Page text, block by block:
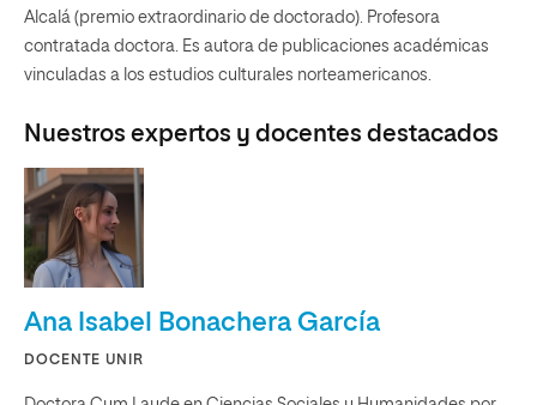
Alcalá (premio extraordinario de doctorado). Profesora
contratada doctora. Es autora de publicaciones académicas
vinculadas a los estudios culturales norteamericanos.
Nuestros expertos y docentes destacados
Ana Isabel Bonachera García
DOCENTE UNIR